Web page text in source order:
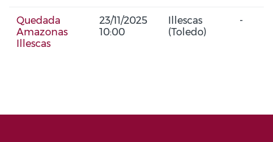
Quedada
Amazonas
Illescas
23/11/2025
10:00
Illescas
(Toledo)
-